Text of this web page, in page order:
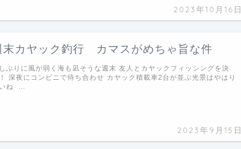
2023年10月16日
末カヤック釣行 カマスがめちゃ旨な件
2023年9月15日
ぶりに風が弱く海も凪そうな週末 友人とカヤックフィッシングを決
深夜にコンビニで待ち合わせ カヤック積載車2台が並ぶ光景はやはり
ね …